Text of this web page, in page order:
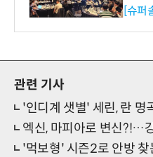
리 성
[슈퍼
관련 기사
'인디계 샛별' 세린, 란 명곡
엑신, 마피아로 변신?!…강렬
'먹보형' 시즌2로 안방 찾는다